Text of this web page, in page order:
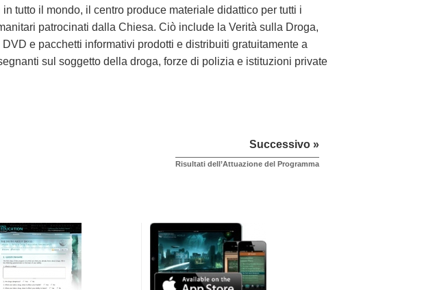
tutto il mondo, il centro produce materiale didattico per tutti i
patrocinati dalla Chiesa. Ciò include la Verità sulla Droga,
e pacchetti informativi prodotti e distribuiti gratuitamente a
sul soggetto della droga, forze di polizia e istituzioni private
Successivo »
Risultati dell’Attuazione del Programma